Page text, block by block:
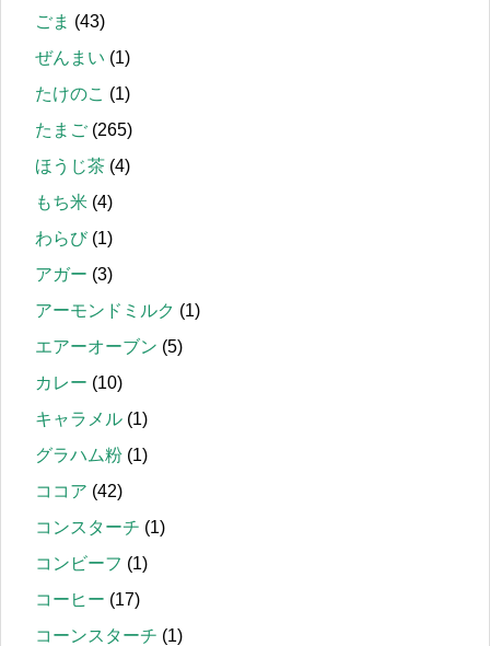
ごま (43)
ぜんまい (1)
たけのこ (1)
たまご (265)
ほうじ茶 (4)
もち米 (4)
わらび(1)
アガー (3)
アーモンドミルク (1)
エアーオーブン (5)
カレー (10)
キャラメル (1)
グラハム粉 (1)
ココア (42)
コンスターチ (1)
コンビーフ (1)
コーヒー (17)
コーンスターチ (1)